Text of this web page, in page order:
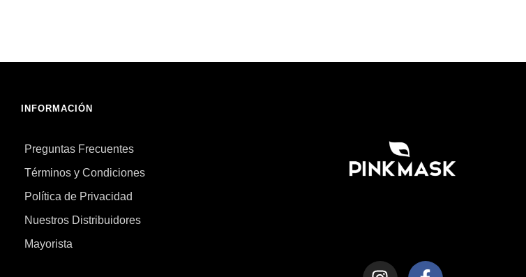
INFORMACIÓN
Preguntas Frecuentes
Términos y Condiciones
Política de Privacidad
Nuestros Distribuidores
Mayorista